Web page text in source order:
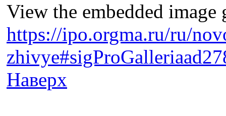
View the embedded
https://ipo.orgma.ru/ru/
Наверх